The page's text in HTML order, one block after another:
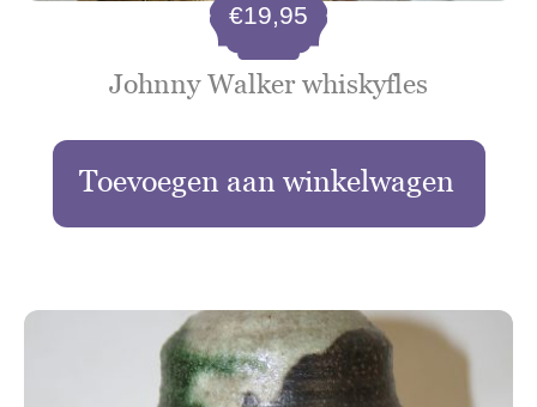
Johnny Walker whiskyfles
€19,95
Toevoegen aan winkelwagen